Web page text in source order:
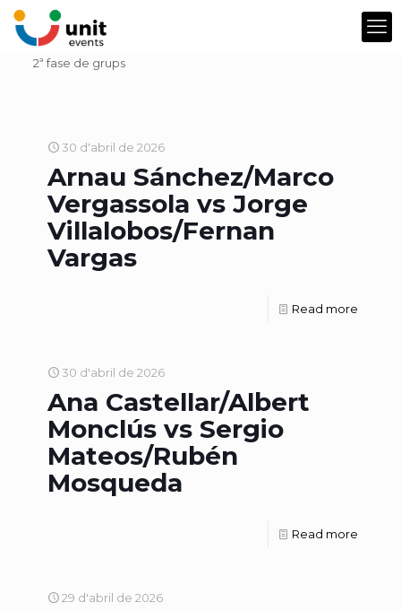
2ª fase de grups
30 d'abril de 2026
Arnau Sánchez/Marco
Vergassola vs Jorge
Villalobos/Fernan
Vargas
Read more
30 d'abril de 2026
Ana Castellar/Albert
Monclús vs Sergio
Mateos/Rubén
Mosqueda
Read more
29 d'abril de 2026